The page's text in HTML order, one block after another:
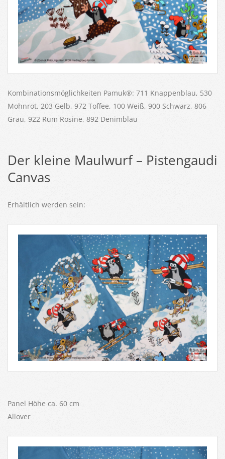
Kombinationsmöglichkeiten Pamuk®: 711 Knappenblau, 530
Mohnrot, 203 Gelb, 972 Toffee, 100 Weiß, 900 Schwarz, 806
Grau, 922 Rum Rosine, 892 Denimblau
Der kleine Maulwurf – Pistengaudi
Canvas
Erhältlich werden sein:
Panel Höhe ca. 60 cm
Allover